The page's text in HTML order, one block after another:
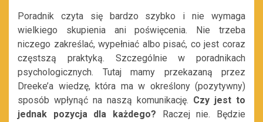
Poradnik czyta się bardzo szybko i nie wymaga
wielkiego skupienia ani poświęcenia. Nie trzeba
niczego zakreślać, wypełniać albo pisać, co jest coraz
częstszą praktyką. Szczególnie w poradnikach
psychologicznych. Tutaj mamy przekazaną przez
Dreeke’a wiedzę, która ma w określony (pozytywny)
sposób wpłynąć na naszą komunikację. Czy jest to
jednak pozycja dla każdego? Raczej nie. Będzie